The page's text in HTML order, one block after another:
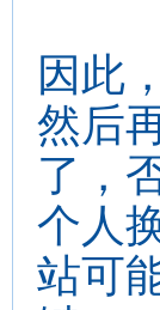
因此
然后
了，
个人
站可